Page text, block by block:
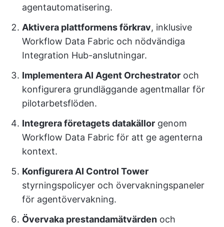
agentautomatisering.
Aktivera plattformens förkrav, inklusive
Workflow Data Fabric och nödvändiga
Integration Hub-anslutningar.
Implementera AI Agent Orchestrator och
konfigurera grundläggande agentmallar för
pilotarbetsflöden.
Integrera företagets datakällor genom
Workflow Data Fabric för att ge agenterna
kontext.
Konfigurera AI Control Tower
styrningspolicyer och övervakningspaneler
för agentövervakning.
Övervaka prestandamätvärden och